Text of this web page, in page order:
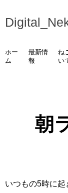
ホー
ム
最新情
報
ね
い
朝
いつもの5時に